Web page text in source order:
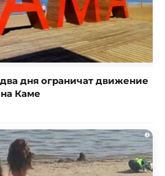
дня ограничат движение
Каме
i